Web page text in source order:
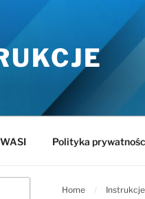
Polityka
Home / Instrukcje